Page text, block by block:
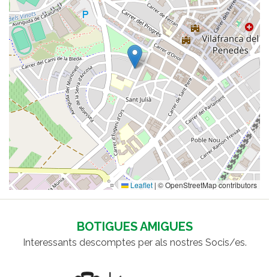
Leaflet | © OpenStreetMap contributors
BOTIGUES AMIGUES
Interessants descomptes per als nostres Socis/es.